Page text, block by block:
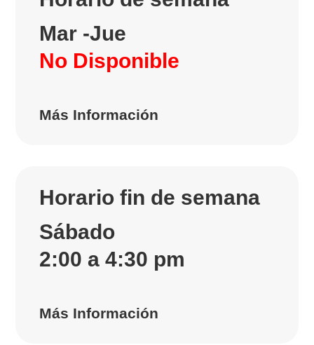
Mar -Jue
No Disponible
Más Información
Horario fin de semana
Sábado
2:00 a 4:30 pm
Más Información